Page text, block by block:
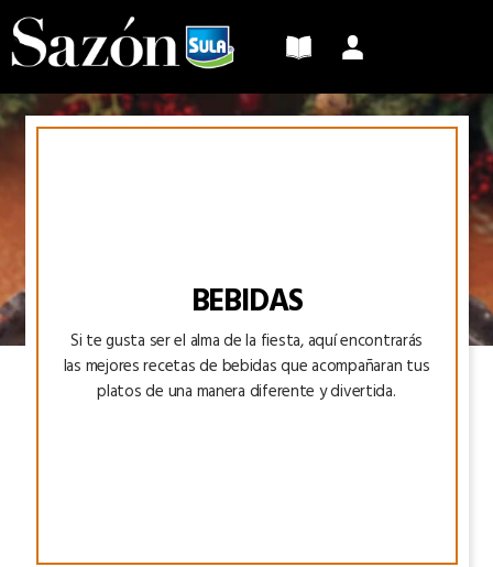
Sazón
Sula
BEBIDAS
Si te gusta ser el alma de la fiesta, aquí encontrarás
las mejores recetas de bebidas que acompañaran tus
platos de una manera diferente y divertida.